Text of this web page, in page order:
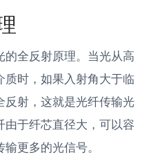
的全反射原理。当光从高
质时，如果入射角大于临
反射，这就是光纤传输光
于纤芯直径大，可以容
输更多的光信号。